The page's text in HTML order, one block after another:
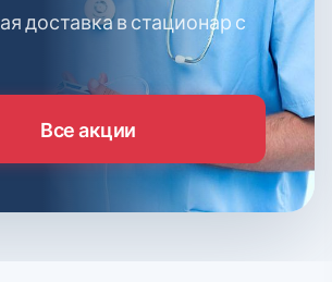
доставка в стационар с
Все акции